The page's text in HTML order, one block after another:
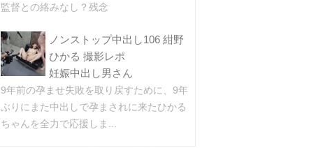
監督との絡みなし？残念
ノンストップ中出し106 紺野
ひかる 撮影レポ
妊娠中出し男さん
9年前の孕ませ失敗を取り戻すために、9年
ぶりにまた中出しで孕まされに来たひかる
ちゃんを全力で応援しま...